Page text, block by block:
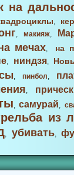
на
,
, макияж,
мечах, на
, ниндзя,
,пинбол,
,
,самурай,
из
, убивать,